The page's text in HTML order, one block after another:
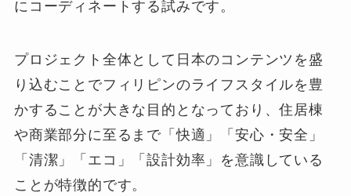
にコーディネートする試みです。
プロジェクト全体として日本のコンテンツを盛
り込むことでフィリピンのライフスタイルを豊
かすることが大きな目的となっており、住居棟
や商業部分に至るまで「快適」「安心・安全」
「清潔」「エコ」「設計効率」を意識している
ことが特徴的です。